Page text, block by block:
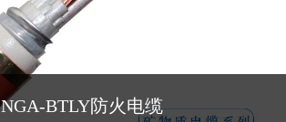
NGA-BTLY防火电缆